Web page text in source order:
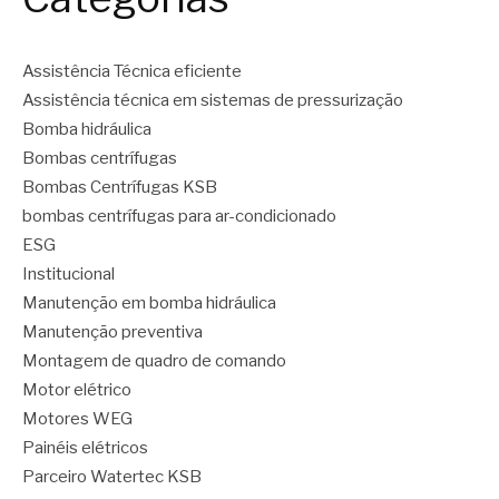
Assistência Técnica eficiente
Assistência técnica em sistemas de pressurização
Bomba hidráulica
Bombas centrífugas
Bombas Centrífugas KSB
bombas centrífugas para ar-condicionado
ESG
Institucional
Manutenção em bomba hidráulica
Manutenção preventiva
Montagem de quadro de comando
Motor elétrico
Motores WEG
Painéis elétricos
Parceiro Watertec KSB